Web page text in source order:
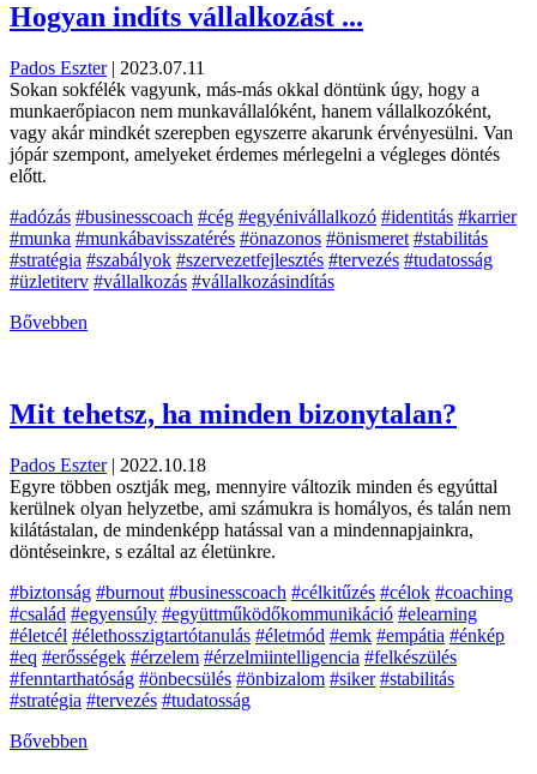
Hogyan indíts vállalkozást ...
Pados Eszter| 2023.07.11
Sokan sokfélék vagyunk, más-más okkal döntünk úgy, hogy a
munkaerőpiacon nem munkavállalóként, hanem vállalkozóként,
vagy akár mindkét szerepben egyszerre akarunk érvényesülni. Van
jópár szempont, amelyeket érdemes mérlegelni a végleges döntés
előtt.
#adózás #businesscoach #cég #egyénivállalkozó #identitás #karrier
#munka #munkábavisszatérés #önazonos #önismeret #stabilitás
#stratégia #szabályok #szervezetfejlesztés #tervezés #tudatosság
#üzletiterv #vállalkozás #vállalkozásindítás
Bővebben
Mit tehetsz, ha minden bizonytalan?
Pados Eszter| 2022.10.18
Egyre többen osztják meg, mennyire változik minden és egyúttal
kerülnek olyan helyzetbe, ami számukra is homályos, és talán nem
kilátástalan, de mindenképp hatással van a mindennapjainkra,
döntéseinkre, s ezáltal az életünkre.
#biztonság #burnout #businesscoach #célkitűzés #célok #coaching
#család #egyensúly #együttműködőkommunikáció #elearning
#életcél #élethosszigtartótanulás #életmód #emk #empátia #énkép
#eq #erősségek #érzelem #érzelmiintelligencia #felkészülés
#fenntarthatóság #önbecsülés #önbizalom #siker #stabilitás
#stratégia #tervezés #tudatosság
Bővebben